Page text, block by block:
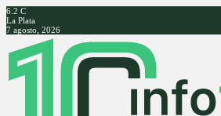
6.2 C
La Plata
7 agosto, 2026
Facebook
Twitter
Instagram
Youtube